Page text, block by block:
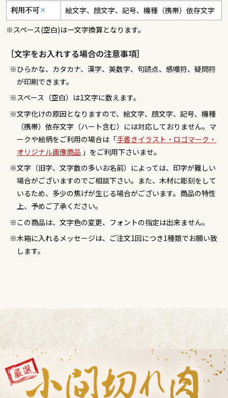
利用不可 ×
絵文字、顔文字、記号、機種（携帯）依存文字
※スペース(空白)は一文字換算となります。
［文字をお入れする場合の注意事項］
ひらかな、カタカナ、漢字、英数字、句読点、感嘆符、疑問符
が印刷できます。
スペース（空白）は1文字に数えます。
文字化けの原因となりますので、絵文字、顔文字、記号、機種
（携帯）依存文字（ハート含む）には対応しておりません。マ
ークや絵柄をご利用の場合は「手書きイラスト・ロゴマーク・
オリジナル画像商品 」をご利用下さいませ。
文字（旧字、文字数の多いお名前）によっては、印字が難しい
場合がございますのでご相談下さい。また、木材に彫刻をして
いるため、多少の焦げが生じる場合がございます。商品の特性
上、予めご了承ください。
この商品は、文字色の変更、フォントの指定は出来ません。
木箱に入れるメッセージは、ご注文1回につき1種類でお願い致
します。